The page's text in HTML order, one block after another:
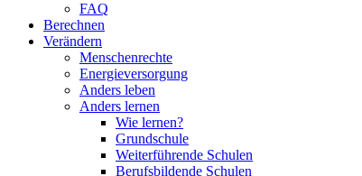
FAQ
Berechnen
Verändern
Menschenrechte
Energieversorgung
Anders leben
Anders lernen
Wie lernen?
Grundschule
Weiterführende Schulen
Berufsbildende Schulen